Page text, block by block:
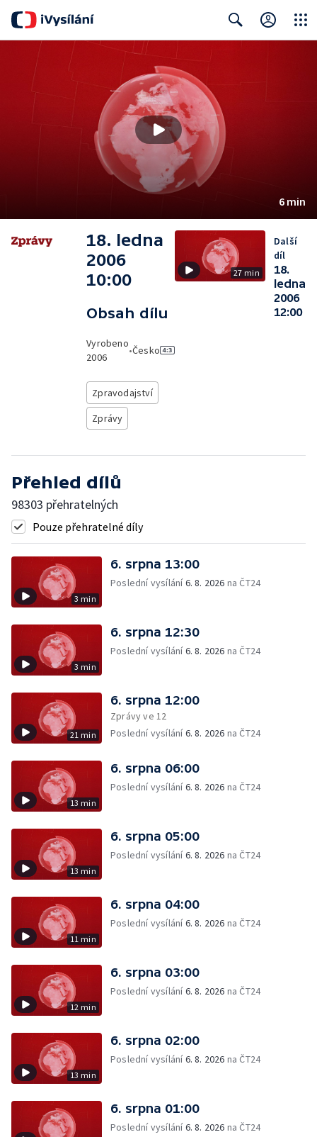
6 min
18. ledna
2006
10:00
Obsah dílu
Vyrobeno
2006
•Česko
Zpravodajství
Zprávy
27 min
Další
díl
18.
ledna
2006
12:00
Přehled dílů
98303 přehratelných
Pouze přehratelné díly
3 min
6. srpna 13:00
Poslední vysílání6. 8. 2026 na ČT24
3 min
6. srpna 12:30
Poslední vysílání6. 8. 2026 na ČT24
21 min
6. srpna 12:00
Zprávy ve 12
Poslední vysílání6. 8. 2026 na ČT24
13 min
6. srpna 06:00
Poslední vysílání6. 8. 2026 na ČT24
13 min
6. srpna 05:00
Poslední vysílání6. 8. 2026 na ČT24
11 min
6. srpna 04:00
Poslední vysílání6. 8. 2026 na ČT24
12 min
6. srpna 03:00
Poslední vysílání6. 8. 2026 na ČT24
13 min
6. srpna 02:00
Poslední vysílání6. 8. 2026 na ČT24
6. srpna 01:00
Poslední vysílání6. 8. 2026 na ČT24